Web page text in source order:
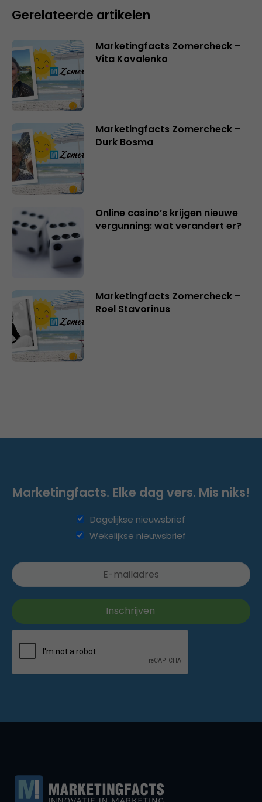
Gerelateerde artikelen
Marketingfacts Zomercheck –
Vita Kovalenko
Marketingfacts Zomercheck –
Durk Bosma
Online casino’s krijgen nieuwe
vergunning: wat verandert er?
Marketingfacts Zomercheck –
Roel Stavorinus
Marketingfacts. Elke dag vers. Mis niks!
Dagelijkse nieuwsbrief
Wekelijkse nieuwsbrief